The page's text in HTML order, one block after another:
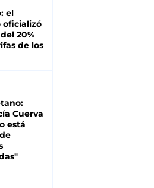
el
oficializó
20%
de los
Cuerva
está